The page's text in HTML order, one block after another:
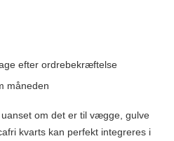
efter ordrebekræftelse
måneden
om det er til vægge, gulve
kvarts kan perfekt integreres i